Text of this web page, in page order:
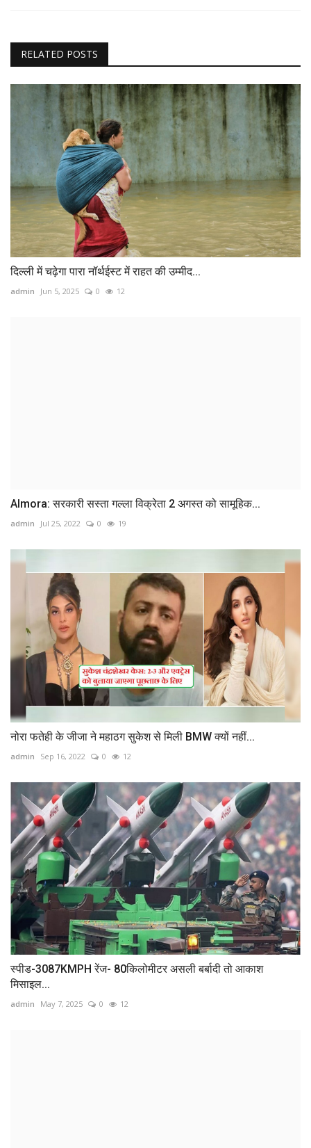
RELATED POSTS
दिल्‍ली में चढ़ेगा पारा नॉर्थईस्‍ट में राहत की उम्‍मीद...
admin Jun 5, 2025 0 12
Almora: सरकारी सस्ता गल्ला विक्रेता 2 अगस्त को सामूहिक...
admin Jul 25, 2022 0 19
नोरा फतेही के जीजा ने महाठग सुकेश से मिली BMW क्यों नहीं...
admin Sep 16, 2022 0 12
स्पीड-3087KMPH रेंज- 80किलोमीटर असली बर्बादी तो आकाश
मिसाइल...
admin May 7, 2025 0 12